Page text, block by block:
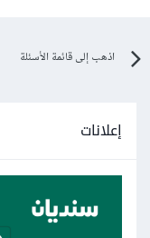
اذهب إلى قائمة الأسئلة
إعلانات